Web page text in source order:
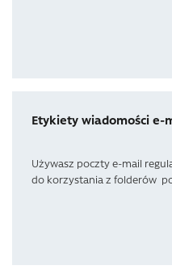
Etykiety wiadomości e-
Używasz poczty e-mail
do korzystania z folderów